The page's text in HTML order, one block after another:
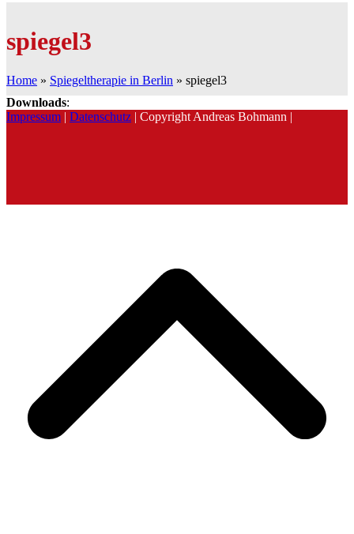
spiegel3
Home » Spiegeltherapie in Berlin » spiegel3
Downloads:
Impressum | Datenschutz | Copyright Andreas Bohmann |